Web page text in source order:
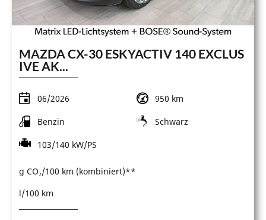
MAZDA CX-30 ESKYACTIV 140 EXCLUS
IVE AK...
06/2026 950 km
Benzin Schwarz
103/140 kW/PS
g CO₂/100 km (kombiniert)**
l/100 km